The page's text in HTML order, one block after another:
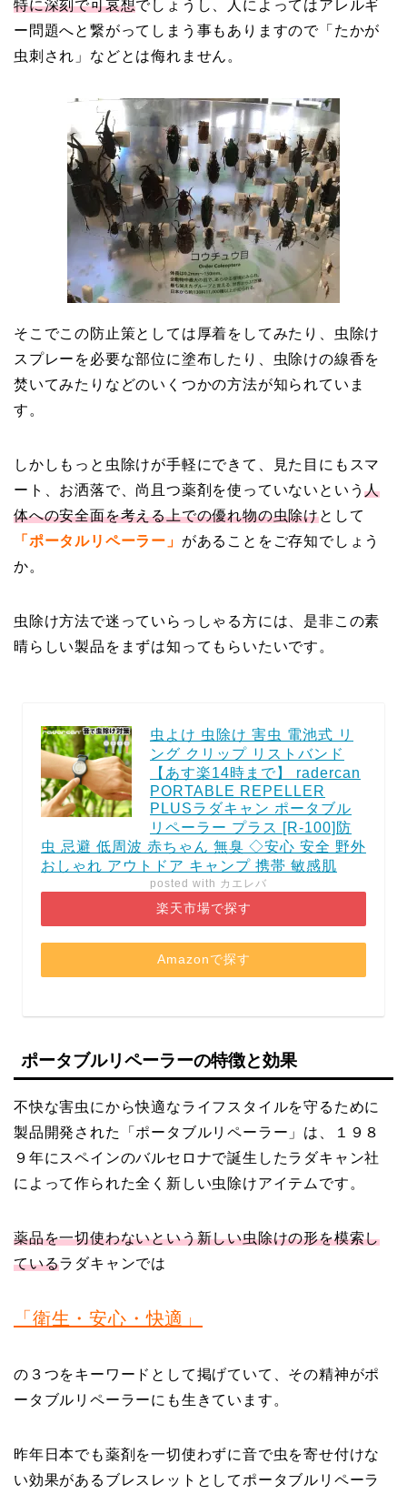
特に深刻で可哀想でしょうし、人によってはアレルギ
ー問題へと繋がってしまう事もありますので「たかが
虫刺され」などとは侮れません。
そこでこの防止策としては厚着をしてみたり、虫除け
スプレーを必要な部位に塗布したり、虫除けの線香を
焚いてみたりなどのいくつかの方法が知られていま
す。
しかしもっと虫除けが手軽にできて、見た目にもスマ
ート、お洒落で、尚且つ薬剤を使っていないという人
体への安全面を考える上での優れ物の虫除けとして
「ポータルリペーラー」 があることをご存知でしょう
か。
虫除け方法で迷っていらっしゃる方には、是非この素
晴らしい製品をまずは知ってもらいたいです。
虫よけ 虫除け 害虫 電池式 リ
ング クリップ リストバンド
【あす楽14時まで】 radercan
PORTABLE REPELLER
PLUSラダキャン ポータブル
リペーラー プラス [R-100]防
虫 忌避 低周波 赤ちゃん 無臭 ◇安心 安全 野外
おしゃれ アウトドア キャンプ 携帯 敏感肌
posted with カエレバ
楽天市場で探す
Amazonで探す
ポータブルリペーラーの特徴と効果
不快な害虫にから快適なライフスタイルを守るために
製品開発された「ポータブルリペーラー」は、１９８
９年にスペインのバルセロナで誕生したラダキャン社
によって作られた全く新しい虫除けアイテムです。
薬品を一切使わないという新しい虫除けの形を模索し
ているラダキャンでは
「衛生・安心・快適」
の３つをキーワードとして掲げていて、その精神がポ
ータブルリペーラーにも生きています。
昨年日本でも薬剤を一切使わずに音で虫を寄せ付けな
い効果があるブレスレットとしてポータブルリペーラ